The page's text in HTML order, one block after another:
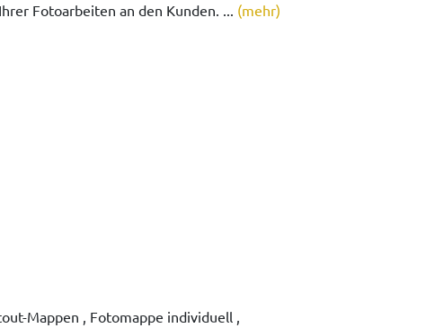
Ihrer Fotoarbeiten an den Kunden. ... (mehr)
Mappen , Fotomappe individuell ,